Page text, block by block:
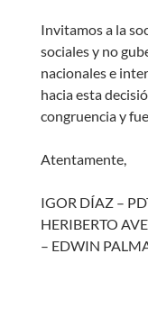
Invitamos a la
sociales y no
nacionales e
hacia esta
congruencia y
Atentamente,
IGOR DÍAZ –
HERIBERTO
– EDWIN